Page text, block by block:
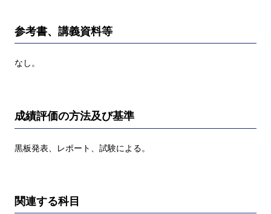
参考書、講義資料等
なし。
成績評価の方法及び基準
黒板発表、レポート、試験による。
関連する科目